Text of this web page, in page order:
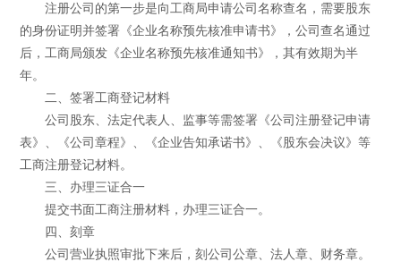
注册公司的第一步是向工商局申请公司名称查名，需要股东
的身份证明并签署《企业名称预先核准申请书》，公司查名通过
后，工商局颁发《企业名称预先核准通知书》，其有效期为半
年。
二、签署工商登记材料
公司股东、法定代表人、监事等需签署《公司注册登记申请
表》、《公司章程》、《企业告知承诺书》、《股东会决议》等
工商注册登记材料。
三、办理三证合一
提交书面工商注册材料，办理三证合一。
四、刻章
公司营业执照审批下来后，刻公司公章、法人章、财务章。